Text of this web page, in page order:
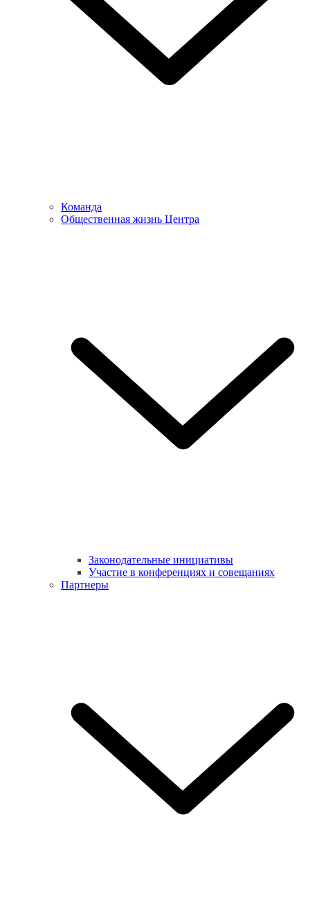
Команда
Общественная жизнь Центра
Законодательные инициативы
Участие в конференциях и совещаниях
Партнеры